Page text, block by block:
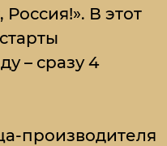
В этот
– сразу 4
производителя